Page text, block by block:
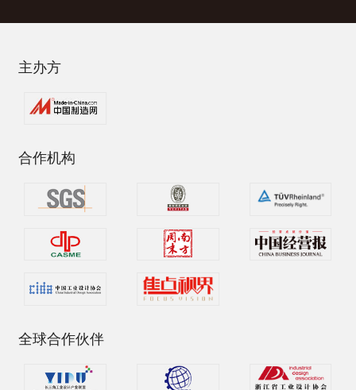
主办方
合作机构
全球合作伙伴